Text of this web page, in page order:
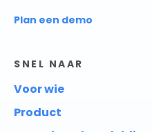
Plan een demo
SNEL NAAR
Voor wie
Product